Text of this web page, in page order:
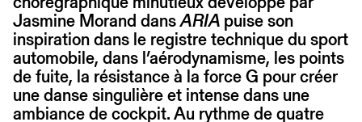
Jasmine Morand dansARIA puise son
inspiration dans le registre technique du sport
automobile, dans l’aérodynamisme, les points
de fuite, la résistance à la force G pour créer
une danse singulière et intense dans une
ambiance de cockpit. Au rythme de quatre